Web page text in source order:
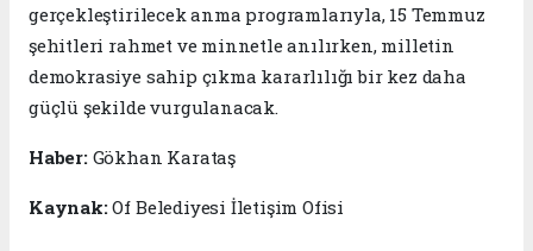
gerçekleştirilecek anma programlarıyla, 15 Temmuz
şehitleri rahmet ve minnetle anılırken, milletin
demokrasiye sahip çıkma kararlılığı bir kez daha
güçlü şekilde vurgulanacak.
Haber: Gökhan Karataş
Kaynak:Of Belediyesi İletişim Ofisi